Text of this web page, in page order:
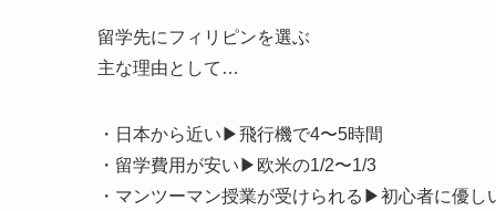
留学先にフィリピンを選ぶ
主な理由として…
・日本から近い▶︎飛行機で4〜5時間
・留学費用が安い▶︎欧米の1/2〜1/3
・マンツーマン授業が受けられる▶︎初心者に優し